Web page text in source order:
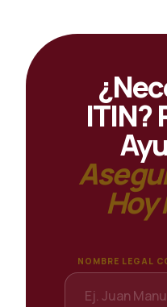
ITIN?
Hoy
NOMBRE LEGAL